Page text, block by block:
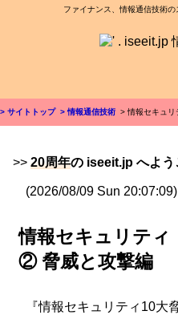
ファイナンス、情報通信技術
> サイトトップ > 情報通信技術 > 情報セキュ
>> 20周年の iseeit.jp へよう
(2026/08/09 Sun 20:07:09)
情報セキュリティ
② 脅威と攻撃編
『情報セキュリティ10大